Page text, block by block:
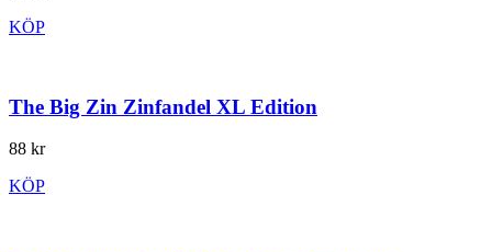
KÖP
The Big Zin Zinfandel XL Edition
88 kr
KÖP